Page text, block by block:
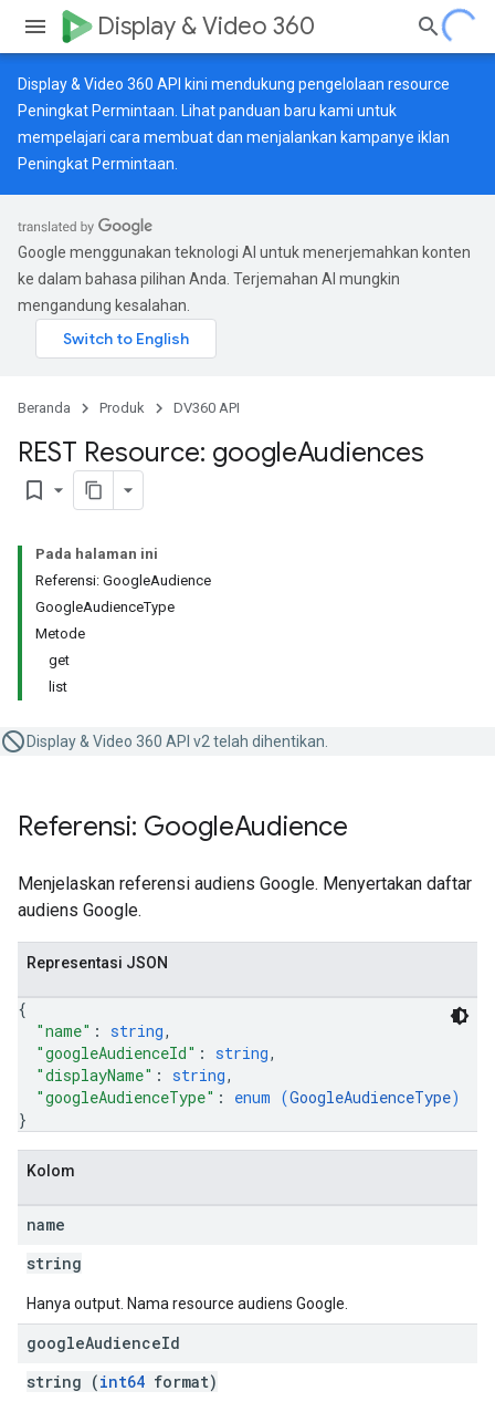
Display & Video 360
Display & Video 360 API kini mendukung pengelolaan resource
Peningkat Permintaan. Lihatpanduan baru kami untuk
mempelajari cara membuat dan menjalankan kampanye iklan
Peningkat Permintaan.
Google menggunakan teknologi AI untuk menerjemahkan konten
ke dalam bahasa pilihan Anda. Terjemahan AI mungkin
mengandung kesalahan.
Beranda Produk DV360 API
REST Resource: googleAudiences
bookmark_border
Pada halaman ini
Referensi: GoogleAudience
GoogleAudienceType
Metode
get
list
Display & Video 360 API v2 telah dihentikan.
Referensi: GoogleAudience
Menjelaskan referensi audiens Google. Menyertakan daftar
audiens Google.
Representasi JSON
{
"name" : string,
"googleAudienceId" : string,
"displayName" : string,
"googleAudienceType" : enum (GoogleAudienceType)
}
Kolom
name
string
Hanya output. Nama resource audiens Google.
googleAudienceId
string (int64 format)